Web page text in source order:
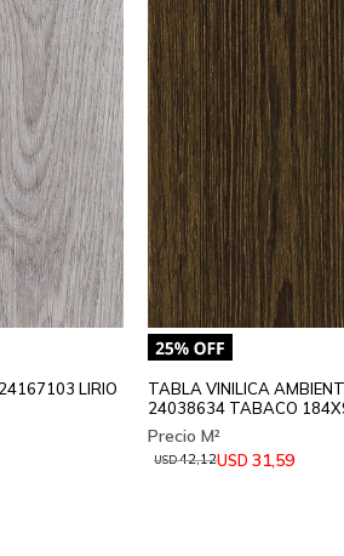
LIRIO
TABLA VINILICA
24038634 TABACO
USD 31,59
USD42,12